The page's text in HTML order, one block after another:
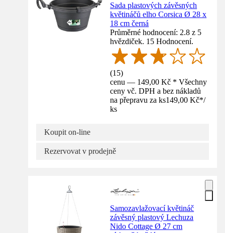
Sada plastových závěsných
květináčů elho Corsica Ø 28 x
18 cm černá
Průměrné hodnocení: 2.8 z 5
hvězdiček. 15 Hodnocení.
(15)
cenu — 149,00 Kč * Všechny
ceny vč. DPH a bez nákladů
na přepravu za ks149,00 Kč*/
ks
Koupit on-line
Rezervovat v prodejně
Samozavlažovací květináč
závěsný plastový Lechuza
Nido Cottage Ø 27 cm